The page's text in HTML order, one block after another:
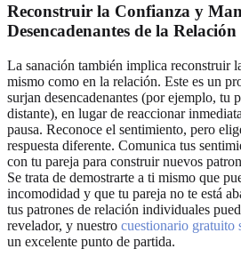
Reconstruir la Confianza y
Desencadenantes de la Relación
La sanación también implica reconstruir
mismo como en la relación. Este es un
surjan desencadenantes (por ejemplo, tu
distante), en lugar de reaccionar
pausa. Reconoce el sentimiento, pero
respuesta diferente. Comunica tus
con tu pareja para construir nuevos
Se trata de demostrarte a ti mismo que
incomodidad y que tu pareja no te está
tus patrones de relación individuales
revelador, y nuestro cuestionario gratuito
un excelente punto de partida.